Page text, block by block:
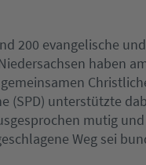
200 evangelische
haben
(SPD) unterstützte
mutig
Weg sei